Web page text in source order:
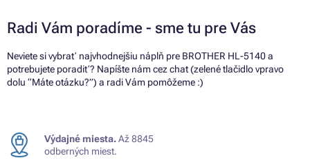
Radi Vám poradíme - sme tu pre Vás
Neviete si vybrať najvhodnejšiu náplň pre BROTHER HL-5140 a
potrebujete poradiť? Napíšte nám cez chat (zelené tlačidlo vpravo
dolu “Máte otázku?”) a radi Vám pomôžeme :)
Výdajné miesta.Až 8845
odberných miest.